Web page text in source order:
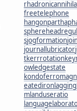
r
freetelephone
hangonpart
sphere
sjogformation
journallubricator
tkerrrotation
owledgestate
eatediron
mlanduseratio